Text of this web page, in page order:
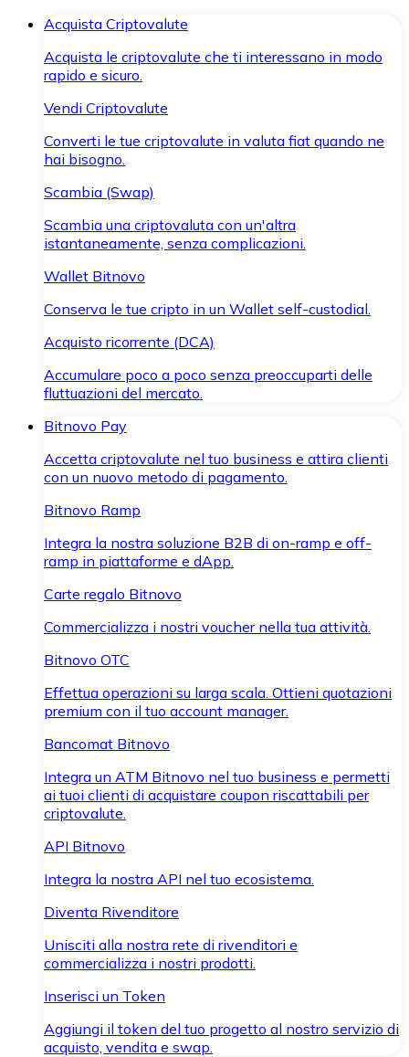
Acquista Criptovalute
Acquista le criptovalute che ti interessano in modo
rapido e sicuro.
Vendi Criptovalute
Converti le tue criptovalute in valuta fiat quando ne
hai bisogno.
Scambia (Swap)
Scambia una criptovaluta con un'altra
istantaneamente, senza complicazioni.
Wallet Bitnovo
Conserva le tue cripto in un Wallet self-custodial.
Acquisto ricorrente (DCA)
Accumulare poco a poco senza preoccuparti delle
fluttuazioni del mercato.
Bitnovo Pay
Accetta criptovalute nel tuo business e attira clienti
con un nuovo metodo di pagamento.
Bitnovo Ramp
Integra la nostra soluzione B2B di on-ramp e off-
ramp in piattaforme e dApp.
Carte regalo Bitnovo
Commercializza i nostri voucher nella tua attività.
Bitnovo OTC
Effettua operazioni su larga scala. Ottieni quotazioni
premium con il tuo account manager.
Bancomat Bitnovo
Integra un ATM Bitnovo nel tuo business e permetti
ai tuoi clienti di acquistare coupon riscattabili per
criptovalute.
API Bitnovo
Integra la nostra API nel tuo ecosistema.
Diventa Rivenditore
Unisciti alla nostra rete di rivenditori e
commercializza i nostri prodotti.
Inserisci un Token
Aggiungi il token del tuo progetto al nostro servizio di
acquisto, vendita e swap.